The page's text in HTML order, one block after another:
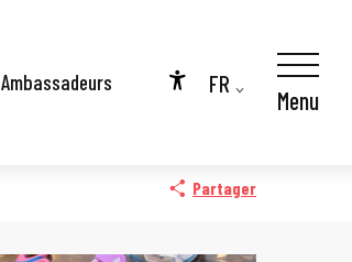
Accessibilité
FR
Ambassadeurs
Menu
Partager